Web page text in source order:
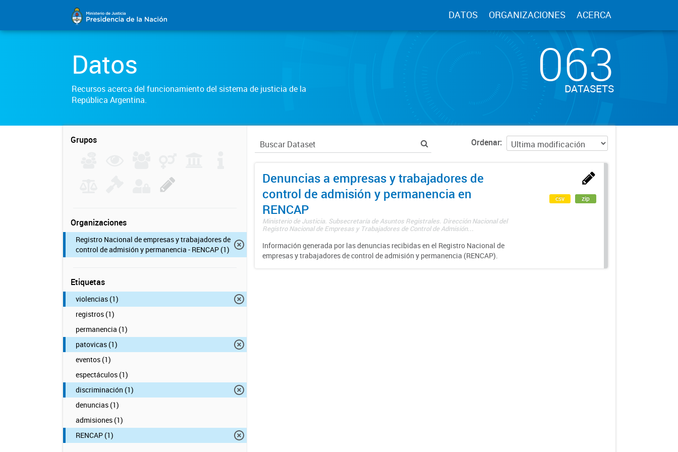
DATOS ORGANIZACIONES ACERCA
Datos
Recursos acerca del funcionamiento del sistema de justicia de la
República Argentina.
063
DATASETS
Grupos
Organizaciones
Registro Nacional de empresas y trabajadores de
control de admisión y permanencia - RENCAP (1)
Etiquetas
violencias (1)
registros (1)
permanencia (1)
patovicas (1)
eventos (1)
espectáculos (1)
discriminación (1)
denuncias (1)
admisiones (1)
RENCAP (1)
Ordenar
Denuncias a empresas y trabajadores de
control de admisión y permanencia en
RENCAP
Ministerio de Justicia. Subsecretaría de Asuntos Registrales. Dirección Nacional del
Registro Nacional de Empresas y Trabajadores de Control de Admisión...
Información generada por las denuncias recibidas en el Registro Nacional de
empresas y trabajadores de control de admisión y permanencia (RENCAP).
csv zip